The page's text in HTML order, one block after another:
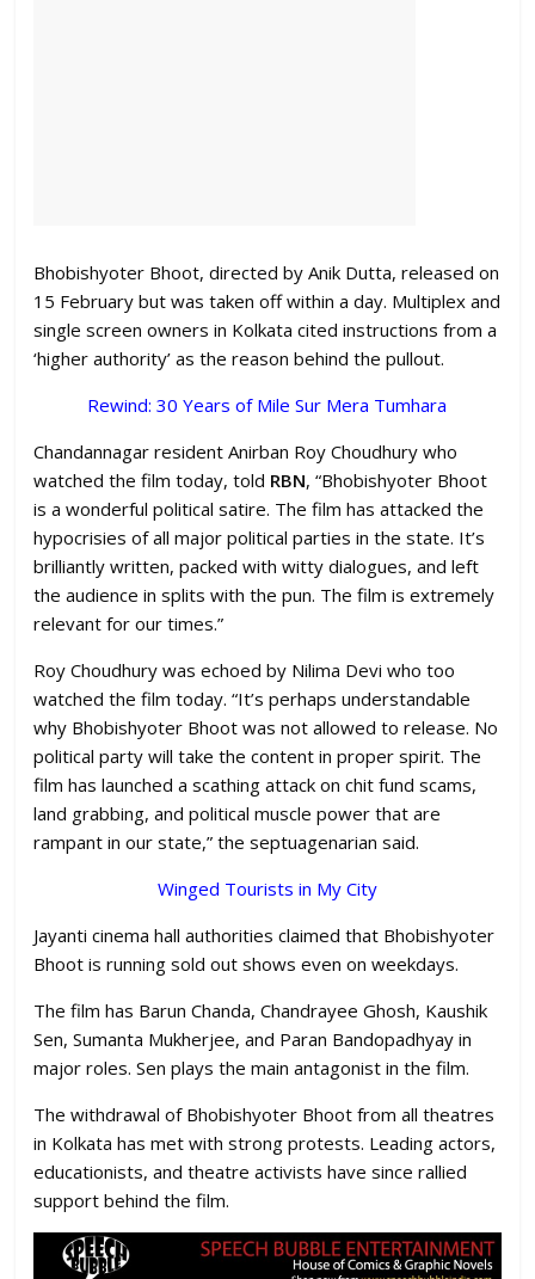
Bhobishyoter Bhoot, directed by Anik Dutta, released on
15 February but was taken off within a day. Multiplex and
single screen owners in Kolkata cited instructions from a
‘higher authority’ as the reason behind the pullout.
Rewind: 30 Years of Mile Sur Mera Tumhara
Chandannagar resident Anirban Roy Choudhury who
watched the film today, told RBN, “Bhobishyoter Bhoot
is a wonderful political satire. The film has attacked the
hypocrisies of all major political parties in the state. It’s
brilliantly written, packed with witty dialogues, and left
the audience in splits with the pun. The film is extremely
relevant for our times.”
Roy Choudhury was echoed by Nilima Devi who too
watched the film today. “It’s perhaps understandable
why Bhobishyoter Bhoot was not allowed to release. No
political party will take the content in proper spirit. The
film has launched a scathing attack on chit fund scams,
land grabbing, and political muscle power that are
rampant in our state,” the septuagenarian said.
Winged Tourists in My City
Jayanti cinema hall authorities claimed that Bhobishyoter
Bhoot is running sold out shows even on weekdays.
The film has Barun Chanda, Chandrayee Ghosh, Kaushik
Sen, Sumanta Mukherjee, and Paran Bandopadhyay in
major roles. Sen plays the main antagonist in the film.
The withdrawal of Bhobishyoter Bhoot from all theatres
in Kolkata has met with strong protests. Leading actors,
educationists, and theatre activists have since rallied
support behind the film.